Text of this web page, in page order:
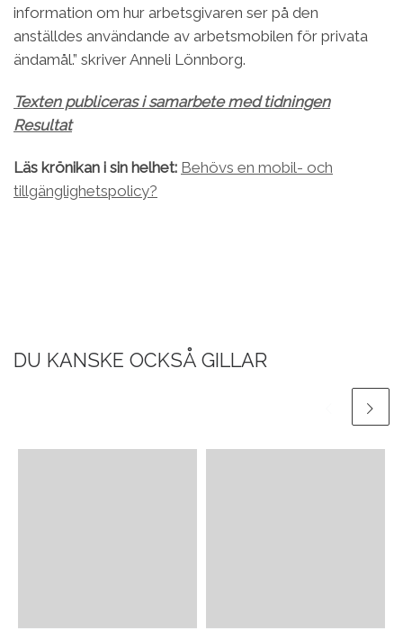
information om hur arbetsgivaren ser på den
anställdes användande av arbetsmobilen för privata
ändamål.” skriver Anneli Lönnborg.
Texten publiceras i samarbete med tidningen
Resultat
Läs krönikan i sin helhet: Behövs en mobil- och
tillgänglighetspolicy?
DU KANSKE OCKSÅ GILLAR